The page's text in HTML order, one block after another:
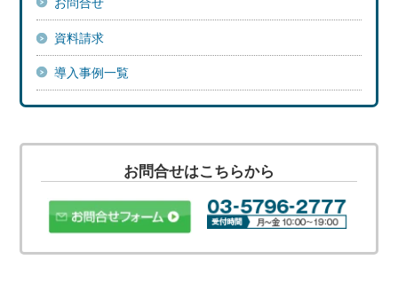
資料請求
導入事例一覧
お問合せはこちらから